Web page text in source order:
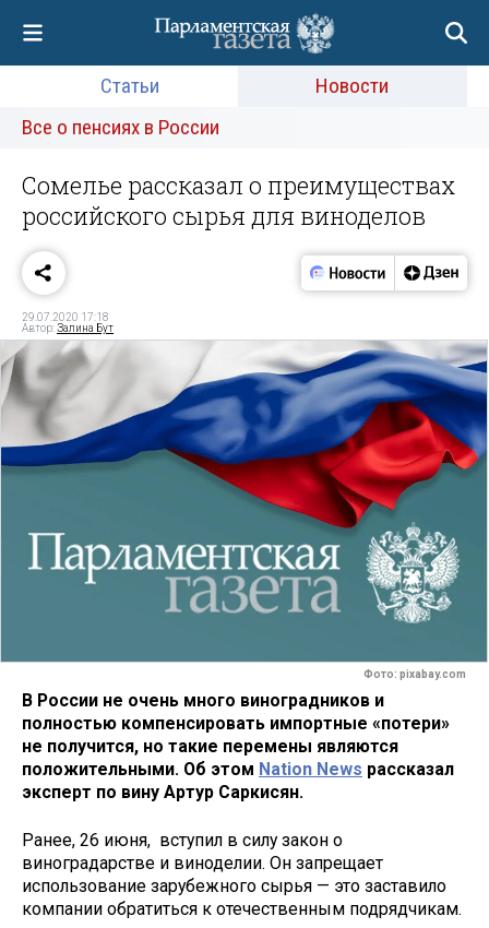
Статьи
Новости
Все о пенсиях в России
Сомелье рассказал о преимуществах
российского сырья для виноделов
29.07.2020 17:18
Автор:Залина Бут
Фото: pixabay.com
В России не очень много виноградников и
полностью компенсировать импортные «потери»
не получится, но такие перемены являются
положительными. Об этом Nation News рассказал
эксперт по вину Артур Саркисян.
Ранее, 26 июня, вступил в силу закон о
виноградарстве и виноделии. Он запрещает
использование зарубежного сырья — это заставило
компании обратиться к отечественным подрядчикам.